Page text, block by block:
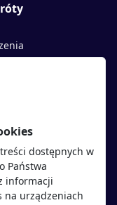
cookies
prywatności
dostępnych w
Państwa
informacji
na urządzeniach